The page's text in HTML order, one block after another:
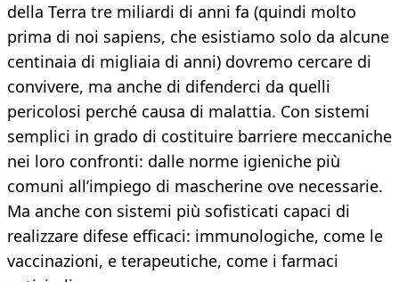
della Terra tre miliardi di anni fa (quindi molto
prima di noi sapiens, che esistiamo solo da alcune
centinaia di migliaia di anni) dovremo cercare di
convivere, ma anche di difenderci da quelli
pericolosi perché causa di malattia. Con sistemi
semplici in grado di costituire barriere meccaniche
nei loro confronti: dalle norme igieniche più
comuni all’impiego di mascherine ove necessarie.
Ma anche con sistemi più sofisticati capaci di
realizzare difese efficaci: immunologiche, come le
vaccinazioni, e terapeutiche, come i farmaci